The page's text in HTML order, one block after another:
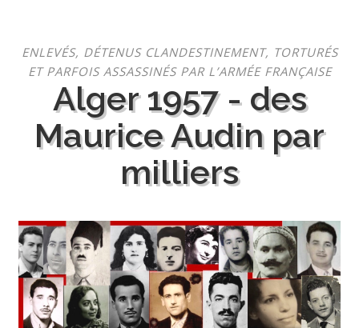
contenu
ENLEVÉS, DÉTENUS CLANDESTINEMENT, TORTURÉS
ET PARFOIS ASSASSINÉS PAR L’ARMÉE FRANÇAISE
Alger 1957 - des
Maurice Audin par
milliers